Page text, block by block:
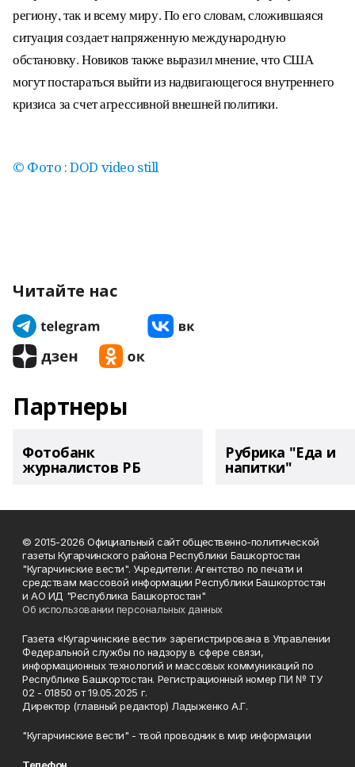
региону, так и всему миру. По его словам, сложившаяся
ситуация создает напряженную международную
обстановку. Новиков также выразил мнение, что США
могут постараться выйти из надвигающегося внутреннего
кризиса за счет агрессивной внешней политики.
© Фото : DOD video still
Читайте нас
Партнеры
Фотобанк
журналистов РБ
Рубрика "Еда и
напитки"
© 2015-2026 Официальный сайт общественно-политической
газеты Кугарчинского района Республики Башкортостан
"Кугарчинские вести". Учредители: Агентство по печати и
средствам массовой информации Республики Башкортостан
и АО ИД "Республика Башкортостан"
Об использовании персональных данных
Газета «Кугарчинские вести» зарегистрирована в Управлении
Федеральной службы по надзору в сфере связи,
информационных технологий и массовых коммуникаций по
Республике Башкортостан. Регистрационный номер ПИ № ТУ
02 - 01850 от 19.05.2025 г.
Директор (главный редактор) Ладыженко А.Г.
"Кугарчинские вести" - твой проводник в мир информации